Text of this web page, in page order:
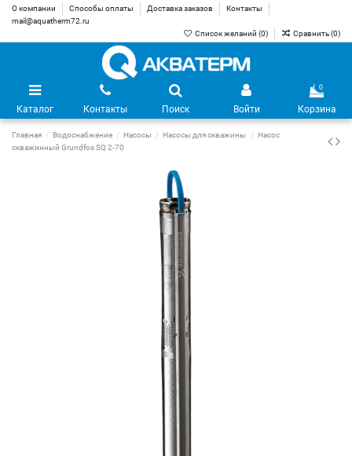
О компании Способы оплаты Доставка заказов
Контакты
mail@aquatherm72.ru
Список желаний (0) Сравнить (0)
Каталог Контакты Поиск Войти
0
Корзина
Главная Водоснабжение Насосы Насосы для скважины
Насос
скважинный Grundfos SQ 2-70